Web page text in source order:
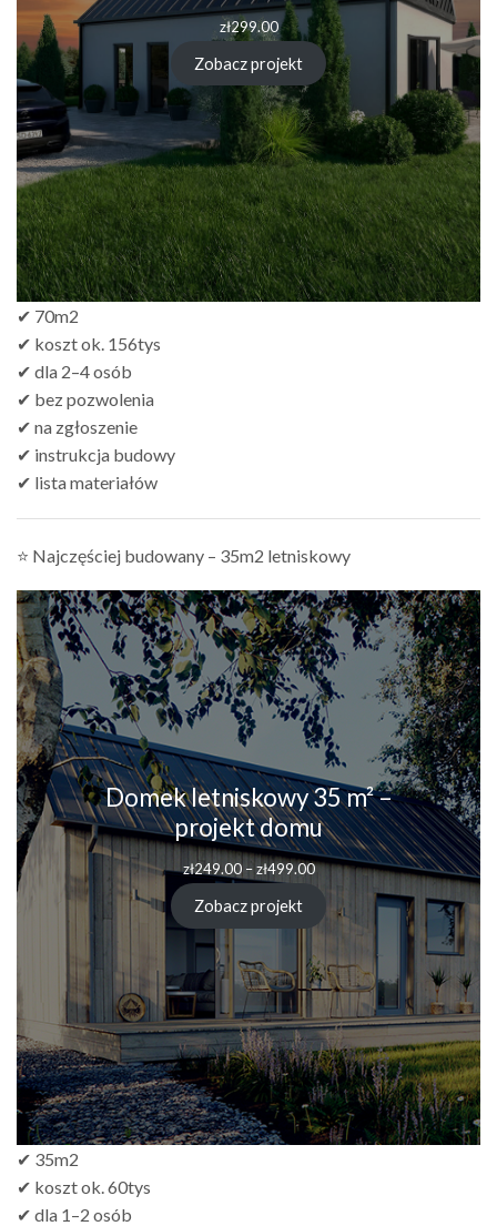
zł299.00
Zobacz projekt
✔ 70m2
✔ koszt ok. 156tys
✔ dla 2–4 osób
✔ bez pozwolenia
✔ na zgłoszenie
✔ instrukcja budowy
✔ lista materiałów
⭐ Najczęściej budowany – 35m2 letniskowy
Domek letniskowy 35 m² –
projekt domu
zł249.00 – zł499.00Zakres
zł249.00
zł499.00
Zobacz projekt
✔ 35m2
✔ koszt ok. 60tys
✔ dla 1–2 osób